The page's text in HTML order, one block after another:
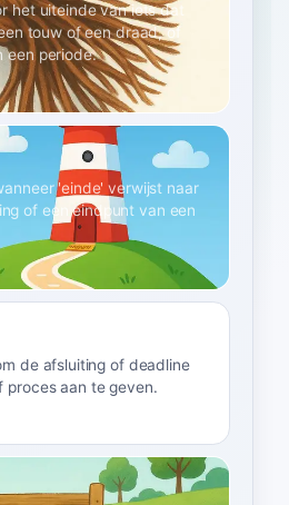
het uiteinde van iets dat
touw of een draad, of
een periode.
'einde' verwijst naar
of een eindpunt van een
de afsluiting of deadline
proces aan te geven.